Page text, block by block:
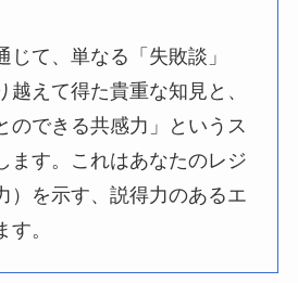
じて、単なる「失敗談」
越えて得た貴重な知見と、
のできる共感力」というス
ます。これはあなたのレジ
）を示す、説得力のあるエ
す。